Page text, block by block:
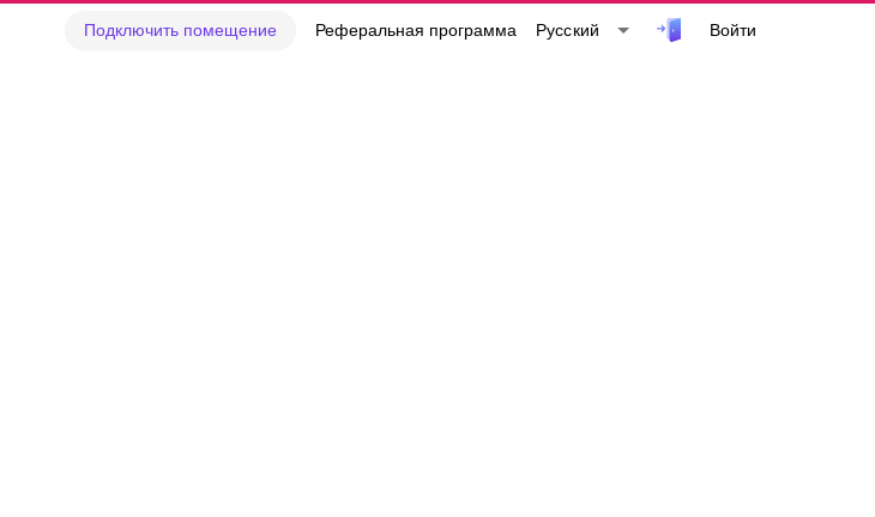
Подключить помещение Реферальная программа Русский Войти